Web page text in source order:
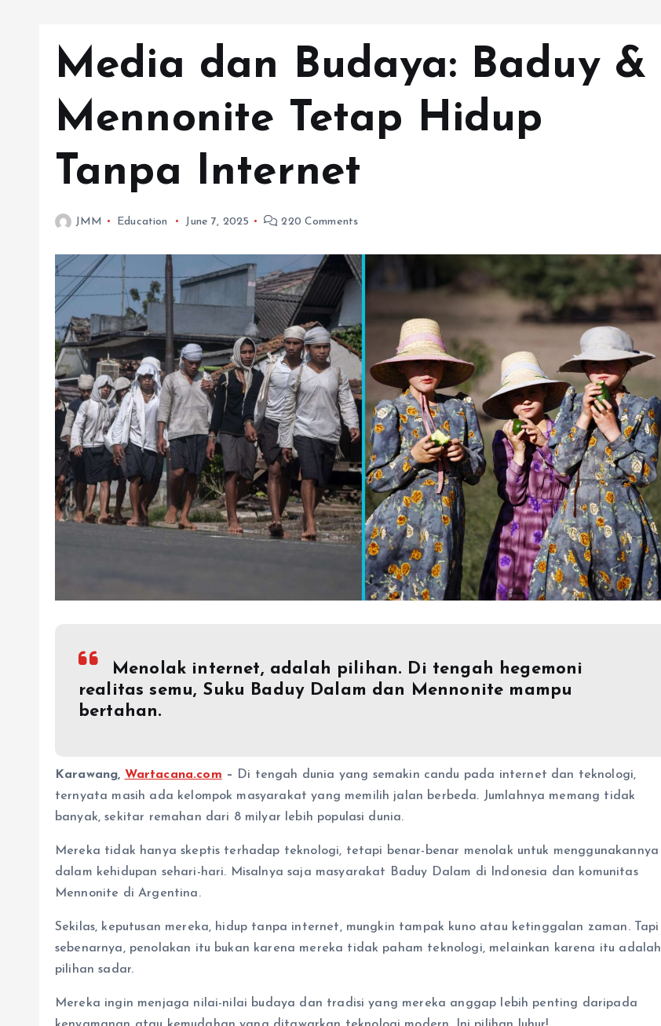
Media dan Budaya: Baduy &
Mennonite Tetap Hidup
Tanpa Internet
JMM Education June 7, 2025 220 Comments
Menolak internet, adalah pilihan. Di tengah hegemoni
realitas semu, Suku Baduy Dalam dan Mennonite mampu
bertahan.
Karawang, Wartacana.com – Di tengah dunia yang semakin candu pada internet dan teknologi,
ternyata masih ada kelompok masyarakat yang memilih jalan berbeda. Jumlahnya memang tidak
banyak, sekitar remahan dari 8 milyar lebih populasi dunia.
Mereka tidak hanya skeptis terhadap teknologi, tetapi benar-benar menolak untuk menggunakannya
dalam kehidupan sehari-hari. Misalnya saja masyarakat Baduy Dalam di Indonesia dan komunitas
Mennonite di Argentina.
Sekilas, keputusan mereka, hidup tanpa internet, mungkin tampak kuno atau ketinggalan zaman. Tapi
sebenarnya, penolakan itu bukan karena mereka tidak paham teknologi, melainkan karena itu adalah
pilihan sadar.
Mereka ingin menjaga nilai-nilai budaya dan tradisi yang mereka anggap lebih penting daripada